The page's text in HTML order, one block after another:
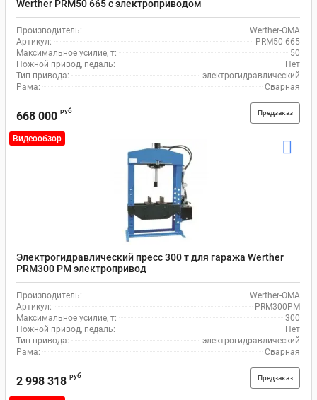
Werther PRM50 665 с электроприводом
Производитель:
Werther-OMA
Артикул:
PRM50 665
Максимальное усилие, т:
50
Ножной привод, педаль:
Нет
Тип привода:
электрогидравлический
Рама:
Сварная
668 000 руб Предзаказ
Видеообзор
Электрогидравлический пресс 300 т для гаража Werther
PRM300 PM электропривод
Производитель:
Werther-OMA
Артикул:
PRM300PM
Максимальное усилие, т:
300
Ножной привод, педаль:
Нет
Тип привода:
электрогидравлический
Рама:
Сварная
2 998 318 руб Предзаказ